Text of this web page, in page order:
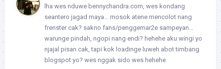
lha wes nduwe bennychandra.com, wes kondang
seantero jagad maya… mosok atene mencolot nang
frenster cak? sakno fans/penggemar2e sampeyan…
warunge pindah, ngopi nang endi? hehehe aku wingi yo
njajal pisan cak, tapi kok loadinge luweh abot timbang
blogspot yo? wes nggak sido wes hehehe